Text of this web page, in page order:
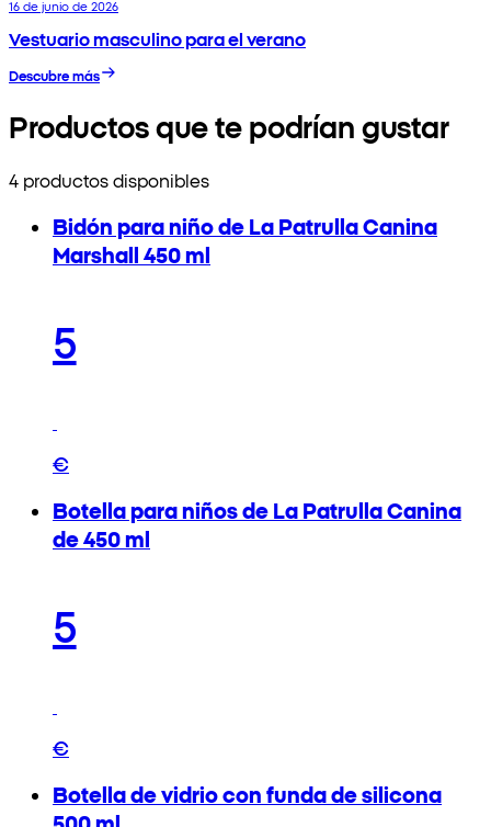
16 de junio de 2026
Vestuario masculino para el verano
Descubre más
Productos que te podrían gustar
4 productos disponibles
Bidón para niño de La Patrulla Canina
Marshall 450 ml
5
€
Botella para niños de La Patrulla Canina
de 450 ml
5
€
Botella de vidrio con funda de silicona